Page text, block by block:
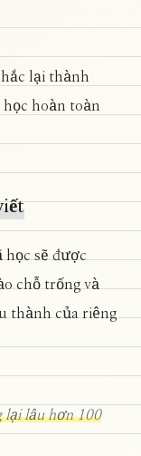
lại thành
hoàn toàn
học sẽ được
chỗ trống và
thành của riêng
lại lâu hơn 100